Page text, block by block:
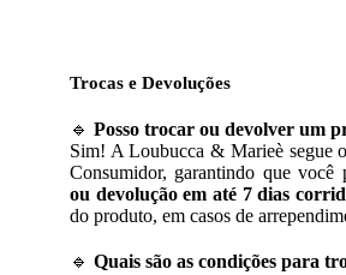
Trocas e Devoluções
🔹 Posso trocar ou devolver um
Sim! A Loubucca & Marieè segue
Consumidor, garantindo que você
ou devolução em até 7 dias
do produto, em casos de
🔹 Quais são as condições para